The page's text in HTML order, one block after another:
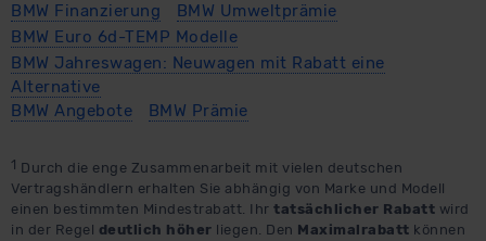
BMW Finanzierung
BMW Umweltprämie
BMW Euro 6d-TEMP Modelle
BMW Jahreswagen: Neuwagen mit Rabatt eine
Alternative
BMW Angebote
BMW Prämie
1 Durch die enge Zusammenarbeit mit vielen deutschen
Vertragshändlern erhalten Sie abhängig von Marke und Modell
einen bestimmten Mindestrabatt. Ihr tatsächlicher Rabatt wird
in der Regel deutlich höher liegen. Den Maximalrabatt können